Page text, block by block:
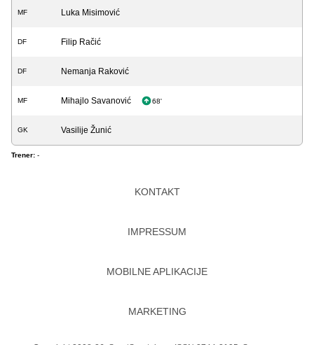
MF Luka Misimović
DF Filip Račić
DF Nemanja Raković
MF Mihajlo Savanović 68'
GK Vasilije Žunić
Trener: -
KONTAKT
IMPRESSUM
MOBILNE APLIKACIJE
MARKETING